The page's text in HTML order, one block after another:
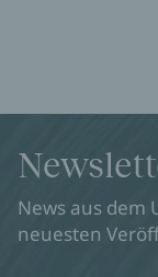
News aus dem
neuesten